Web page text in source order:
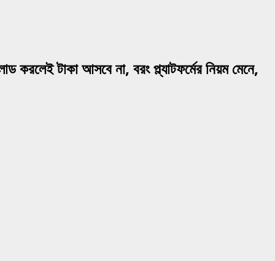
টাকা আসবে না, বরং প্ল্যাটফর্মের নিয়ম মেনে,